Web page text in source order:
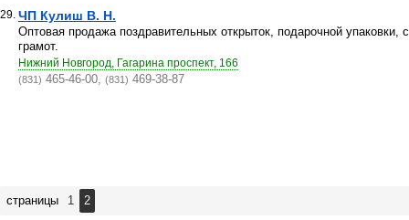
29. ЧП Кулиш В. Н.
Оптовая продажа поздравительных открыток, подарочной упаковки,
грамот.
Нижний Новгород, Гагарина проспект, 166
(831) 465-46-00, (831) 469-38-87
страницы 1 2